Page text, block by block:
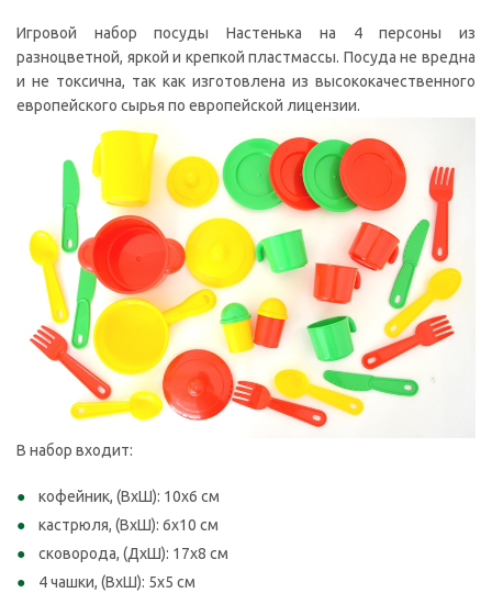
Игровой набор посуды Настенька на 4 персоны из
разноцветной, яркой и крепкой пластмассы. Посуда не вредна
и не токсична, так как изготовлена из высококачественного
европейского сырья по европейской лицензии.
В набор входит:
кофейник, (ВxШ): 10x6 см
кастрюля, (ВxШ): 6x10 см
сковорода, (ДxШ): 17x8 см
4 чашки, (ВxШ): 5x5 см